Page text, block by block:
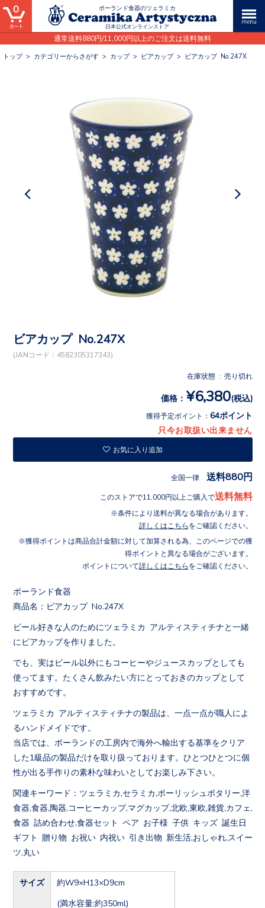
ポーランド食器のツェラミカ
日本公式オンラインストア
通常送料880円/11,000円以上のご注文は送料無料
0
トップ> カテゴリーからさがす > カップ> ビアカップ> ビアカップ No.247X
ビアカップ No.247X
(JANコード：4582305317343)
在庫状態 : 売り切れ
価格： ¥6,380(税込)
獲得予定ポイント： 64ポイント
只今お取扱い出来ません
お気に入り追加
全国一律 送料880円
このストアで11,000円以上ご購入で送料無料
条件により送料が異なる場合があります。
詳しくはこちら をご確認ください。
獲得ポイントは商品合計金額に対して加算される為、このページでの獲
得ポイントと異なる場合がございます。
ポイントについて詳しくはこちら をご確認ください。
ポーランド食器
商品名：ビアカップ No.247X
ビール好きな人のためにツェラミカ アルティスティチナと一緒
にビアカップを作りました。
でも、実はビール以外にもコーヒーやジュースカップとしても
使ってます。たくさん飲みたい方にとっておきのカップとして
おすすめです。
ツェラミカ アルティスティチナの製品は、一点一点が職人によ
るハンドメイドです。
当店では、ポーランドの工房内で海外へ輸出する基準をクリア
した1級品の製品だけを取り扱っております。ひとつひとつに個
性が出る手作りの素朴な味わいとしてお楽しみ下さい。
関連キーワード：ツェラミカ,セラミカ,ポーリッシュポタリー,洋
食器,食器,陶器,コーヒーカップ,マグカップ,北欧,東欧,雑貨,カフェ,
食器 詰め合わせ,食器セット ペア お子様 子供 キッズ 誕生日
ギフト 贈り物 お祝い 内祝い 引き出物 新生活,おしゃれ,スイー
ツ,丸い
サイズ 約W9×H13×D9cm
(満水容量:約350ml)